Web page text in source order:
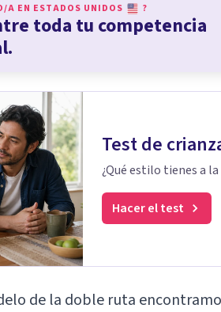
A EN ESTADOS UNIDOS ?
toda tu competencia
Test de
¿Qué estilo tienes a
Hacer el test
de la doble ruta